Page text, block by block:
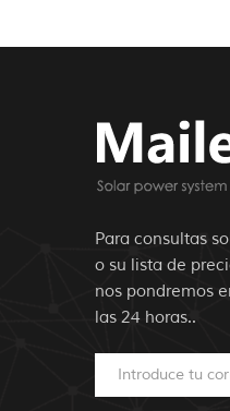
Para consultas
o su lista de
nos pondremos
las 24 horas..